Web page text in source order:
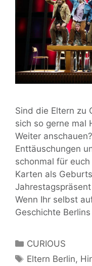
Sind die Eltern zu
sich so gerne mal
Weiter
Enttäuschungen
schonmal für
Karten als
Wenn Ihr selbst
Geschichte
Categories
CURIOUS
Tags
Eltern Berlin,